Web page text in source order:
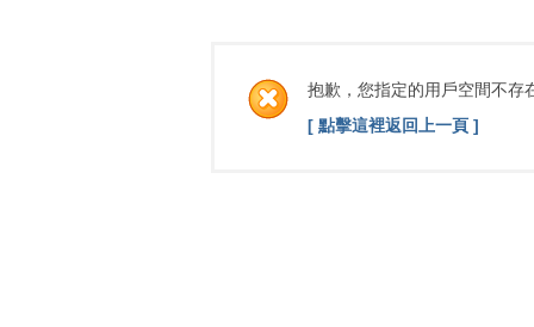
抱歉，您指定的用戶空間不存
[ 點擊這裡返回上一頁 ]